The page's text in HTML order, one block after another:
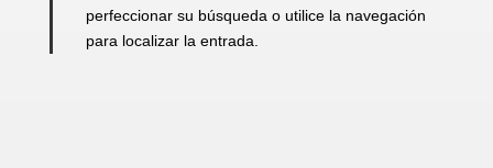
perfeccionar su búsqueda o utilice la navegación
para localizar la entrada.